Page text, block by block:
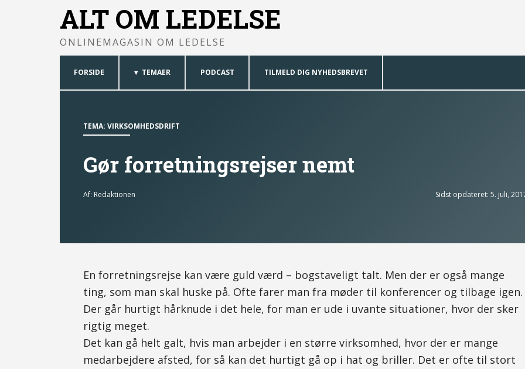
ALT OM LEDELSE
ONLINEMAGASIN OM LEDELSE
FORSIDE TEMAER PODCAST TILMELD DIG NYHEDSBREVET
TEMA: VIRKSOMHEDSDRIFT
Gør forretningsrejser nemt
Af: Redaktionen Sidst opdateret: 5. juli,
En forretningsrejse kan være guld værd – bogstaveligt talt. Men der er også mange
ting, som man skal huske på. Ofte farer man fra møder til konferencer og tilbage igen.
Der går hurtigt hårknude i det hele, for man er ude i uvante situationer, hvor der sker
rigtig meget.
Det kan gå helt galt, hvis man arbejder i en større virksomhed, hvor der er mange
medarbejdere afsted, for så kan det hurtigt gå op i hat og briller. Det er ofte til stort